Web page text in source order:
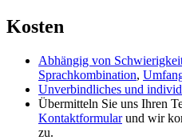
Kosten
Abhängig von
Sprachkombination,
Unverbindliches und
Übermitteln Sie uns Ihren
Kontaktformularund wir
zu.